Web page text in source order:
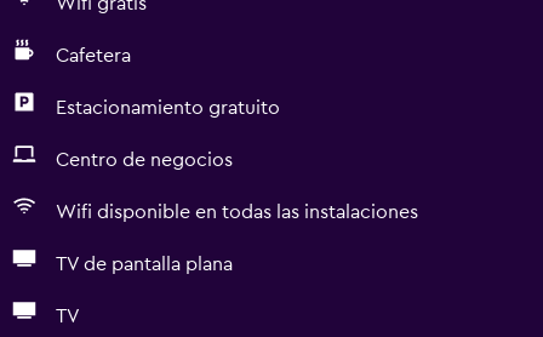
Cafetera
Estacionamiento gratuito
Centro de negocios
Wifi disponible en todas las instalaciones
TV de pantalla plana
TV